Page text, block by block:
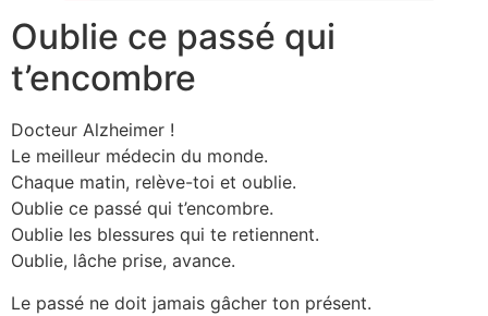
Oublie ce passé qui
t’encombre
Docteur Alzheimer !
Le meilleur médecin du monde.
Chaque matin, relève-toi et oublie.
Oublie ce passé qui t’encombre.
Oublie les blessures qui te retiennent.
Oublie, lâche prise, avance.
Le passé ne doit jamais gâcher ton présent.